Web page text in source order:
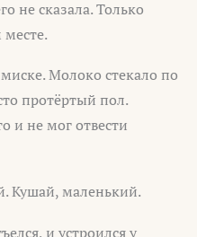
не сказала. Только
Молоко стекало по
протёртый пол.
и не мог отвести
Кушай, маленький.
и устроился у